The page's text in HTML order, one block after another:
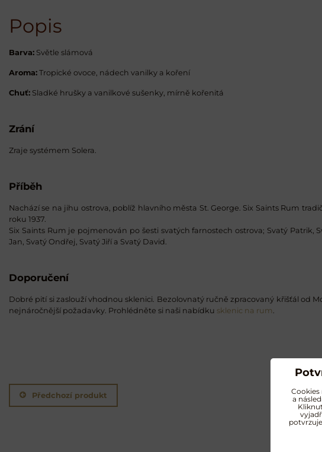
Popis
Barva: Světle slámová
Aroma: Tropické ovoce, nádech vanilky a koření
Chuť: Sladké hrušky a vanilkové sušenky, mírně kořenitá
Zrání
Zraje systémem Solera.
Příběh
Nachází se na jihu ostrova, poblíž hlavního města St. George. Six Saints Rum
roku 1937.
Six Saints Rum je pojmenován po šesti svatých farnostech ostrova; Svatý Patrik,
Jan, Svatý Ondřej, Svatý Jiří a Svatý David.
Doporučení
Dobré pití si zaslouží vhodnou sklenici. Bezolovnatý ručně zpracovaný křišťál od
nejnáročnější požadavky. Prohlédněte si naši nabídku sklenic na rum .
Předchozí produkt
a